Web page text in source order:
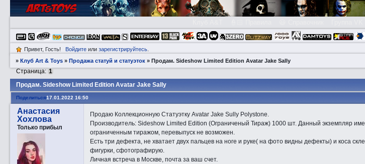
Привет, Гость! Войдитеили зарегистрируйтесь.
»Клуб Art & Toys »Продажа статуй и статуэток »Прoдам. Sideshow Limited Edition Avatar Jake Sally
Прoдам. Sideshow Limited Edition Avatar Jake Sally
Страница: 1
Поделиться17.01.2022 16:50
Анастасия
Хохлова
Только прибыл
Продаю Коллекционную Статуэтку Avatar Jake Sully Polystone.
Производитель: Sideshow Limited Edition (Ограниченый Тираж) 1000 шт. Данный экземпляр
ограниченным тиражом, перевыпуск не возможен.
Есть три дефекта, не хватает двух пальцев на ноге и руке( на фото видны дефекты) и коса
фигурки, сфотографирую.
Личная встреча в Москве, почта за ваш счет.